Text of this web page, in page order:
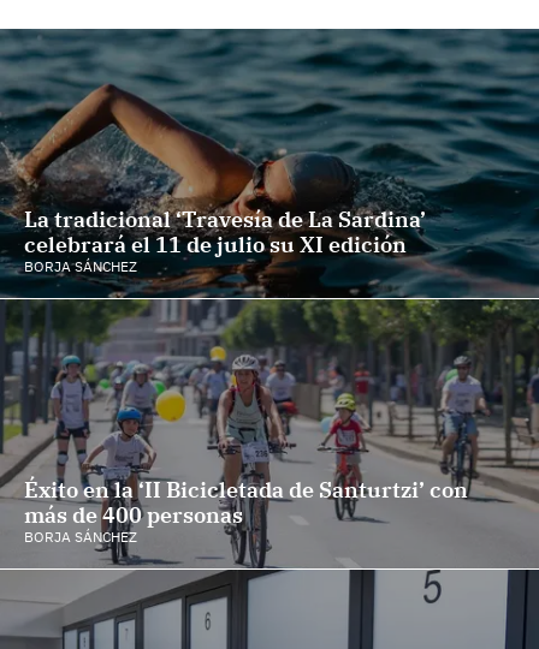
La tradicional ‘Travesía de La Sardina’
celebrará el 11 de julio su XI edición
BORJA SÁNCHEZ
Éxito en la ‘II Bicicletada de Santurtzi’ con
más de 400 personas
BORJA SÁNCHEZ